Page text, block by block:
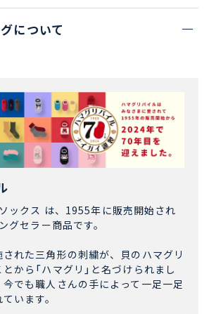
について
ックス は、1955年に販売開始され
グセラー商品です。
れた三角形の刺繍が、貝のハマグリ
から「ハマグリ」と名づけられまし
でも職人さんの手によって一足一足
います。